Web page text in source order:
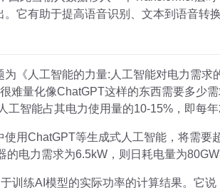
它有助于提高语音识别、文本到语音转换
《人工智能的力量:人工智能对电力需
难量化像ChatGPT这样的东西需要多少
工智能占其电力使用量的10-15%，即每年
使用ChatGPT等生成式人工智能，将需
的电力需求为6.5kW，则日耗电量为
训练AI模型的实际功率的计算结果。它